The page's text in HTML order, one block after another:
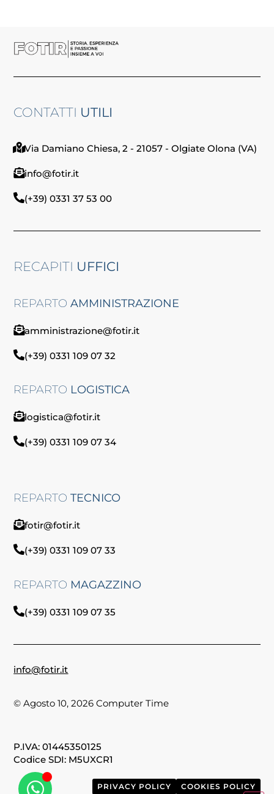
CONTATTI UTILI
Via Damiano Chiesa, 2 - 21057 - Olgiate Olona (VA)
info@fotir.it
(+39) 0331 37 53 00
RECAPITI UFFICI
REPARTOAMMINISTRAZIONE
amministrazione@fotir.it
(+39) 0331 109 07 32
REPARTO LOGISTICA
logistica@fotir.it
(+39) 0331 109 07 34
REPARTOTECNICO
fotir@fotir.it
(+39) 0331 109 07 33
REPARTO MAGAZZINO
(+39) 0331 109 07 35
info@fotir.it
© Agosto 10, 2026 Computer Time
P.IVA: 01445350125
Codice SDI: M5UXCR1
PRIVACY POLICY COOKIES POLICY